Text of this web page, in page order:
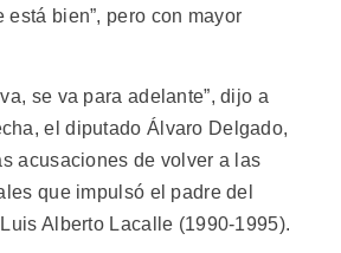
está bien”, pero con mayor
se va para adelante”, dijo a
el diputado Álvaro Delgado,
acusaciones de volver a las
que impulsó el padre del
Alberto Lacalle (1990-1995).